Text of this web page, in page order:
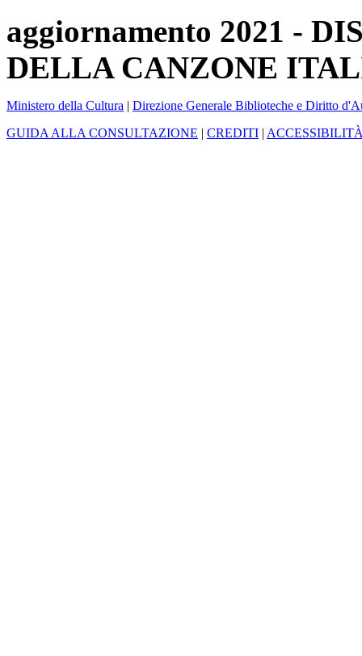
aggiornamento 2021 -
DELLA CANZONE
Ministero della Cultura | Direzione Generale Biblioteche e Diritto
GUIDA ALLA CONSULTAZIONE | CREDITI |